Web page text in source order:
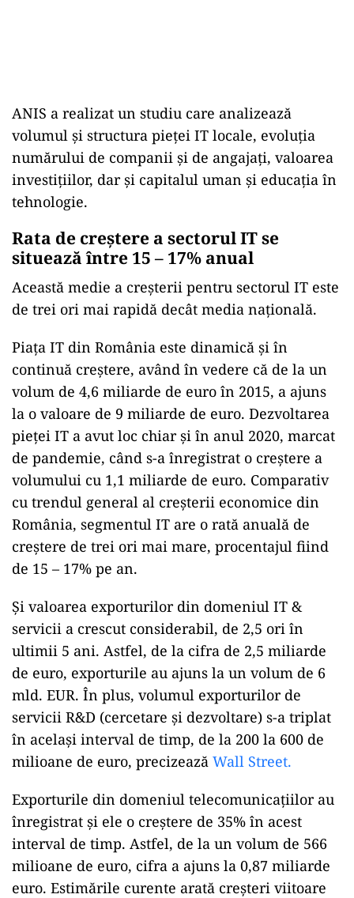
ANIS a realizat un studiu care analizează
volumul și structura pieței IT locale, evoluția
numărului de companii și de angajați, valoarea
investițiilor, dar și capitalul uman și educația în
tehnologie.
Rata de creștere a sectorul IT se
situează între 15 – 17% anual
Această medie a creșterii pentru sectorul IT este
de trei ori mai rapidă decât media națională.
Piața IT din România este dinamică și în
continuă creștere, având în vedere că de la un
volum de 4,6 miliarde de euro în 2015, a ajuns
la o valoare de 9 miliarde de euro. Dezvoltarea
pieței IT a avut loc chiar și în anul 2020, marcat
de pandemie, când s-a înregistrat o creștere a
volumului cu 1,1 miliarde de euro. Comparativ
cu trendul general al creșterii economice din
România, segmentul IT are o rată anuală de
creștere de trei ori mai mare, procentajul fiind
de 15 – 17% pe an.
Și valoarea exporturilor din domeniul IT &
servicii a crescut considerabil, de 2,5 ori în
ultimii 5 ani. Astfel, de la cifra de 2,5 miliarde
de euro, exporturile au ajuns la un volum de 6
mld. EUR. În plus, volumul exporturilor de
servicii R&D (cercetare și dezvoltare) s-a triplat
în același interval de timp, de la 200 la 600 de
milioane de euro, precizează Wall Street.
Exporturile din domeniul telecomunicațiilor au
înregistrat și ele o creștere de 35% în acest
interval de timp. Astfel, de la un volum de 566
milioane de euro, cifra a ajuns la 0,87 miliarde
euro. Estimările curente arată creșteri viitoare